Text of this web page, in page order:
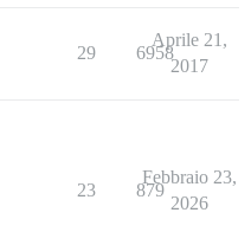
29 6958
Aprile 21,
2017
23 879
Febbraio 23,
2026